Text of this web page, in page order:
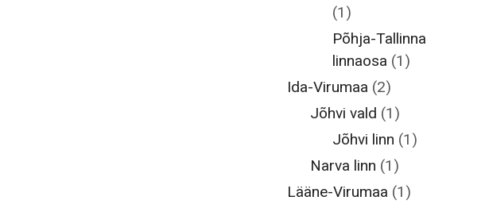
(1)
Põhja-Tallinna
linnaosa (1)
Ida-Virumaa (2)
Jõhvi vald (1)
Jõhvi linn (1)
Narva linn (1)
Lääne-Virumaa (1)